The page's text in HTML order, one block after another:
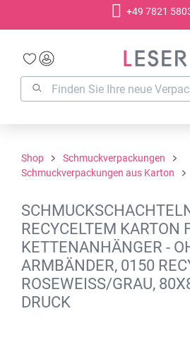
+49 7821
Shop
Schmuckverpackungen
Schmuckverpackungen aus Karton
RECYCELTEM KARTON
KETTENANHÄNGER -
ARMBÄNDER, 0150
ROSEWEISS/GRAU,
DRUCK